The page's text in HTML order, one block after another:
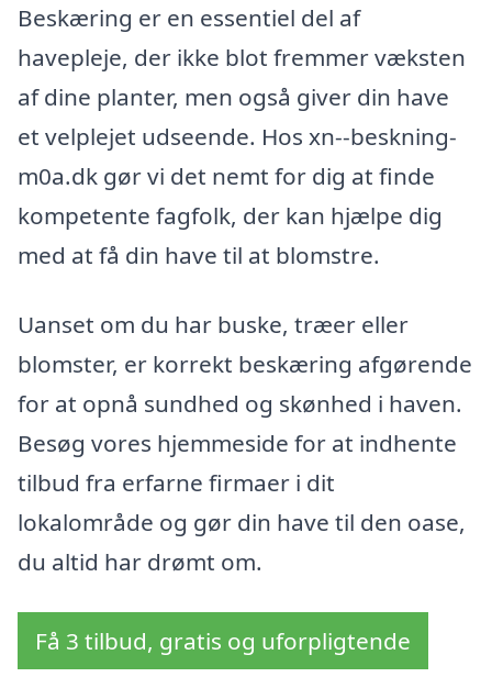
Beskæring er en essentiel del af
havepleje, der ikke blot fremmer væksten
af dine planter, men også giver din have
et velplejet udseende. Hos xn--beskning-
m0a.dk gør vi det nemt for dig at finde
kompetente fagfolk, der kan hjælpe dig
med at få din have til at blomstre.
Uanset om du har buske, træer eller
blomster, er korrekt beskæring afgørende
for at opnå sundhed og skønhed i haven.
Besøg vores hjemmeside for at indhente
tilbud fra erfarne firmaer i dit
lokalområde og gør din have til den oase,
du altid har drømt om.
Få 3 tilbud, gratis og uforpligtende